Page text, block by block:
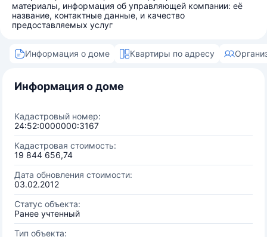
материалы, информация об управляющей компании: её
название, контактные данные, и качество
предоставляемых услуг
Информация о доме Квартиры по адресу
Информация о доме
Кадастровый номер:
24:52:0000000:3167
Кадастровая стоимость:
19 844 656,74
Дата обновления стоимости:
03.02.2012
Статус объекта:
Ранее учтенный
Тип объекта: